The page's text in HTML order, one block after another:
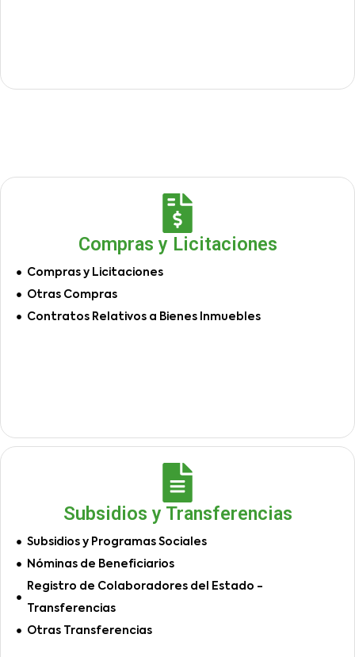
Compras y Licitaciones
Compras y Licitaciones
Otras Compras
Contratos Relativos a Bienes Inmuebles
Subsidios y Transferencias
Subsidios y Programas Sociales
Nóminas de Beneficiarios
Registro de Colaboradores del Estado -
Transferencias
Otras Transferencias